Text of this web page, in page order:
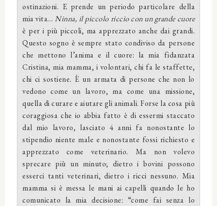
ostinazioni. E prende un periodo particolare della
mia vita… Ninna, il piccolo riccio con un grande cuore
è per i più piccoli, ma apprezzato anche dai grandi.
Questo sogno è sempre stato condiviso da persone
che mettono l’anima e il cuore: la mia fidanzata
Cristina, mia mamma, i volontari, chi fa le staffette,
chi ci sostiene. È un armata di persone che non lo
vedono come un lavoro, ma come una missione,
quella di curare e aiutare gli animali. Forse la cosa più
coraggiosa che io abbia fatto è di essermi staccato
dal mio lavoro, lasciato 4 anni fa nonostante lo
stipendio niente male e nonostante fossi richiesto e
apprezzato come veterinario. Ma non volevo
sprecare più un minuto; dietro i bovini possono
esserci tanti veterinari, dietro i ricci nessuno. Mia
mamma si è messa le mani ai capelli quando le ho
comunicato la mia decisione: “come fai senza lo